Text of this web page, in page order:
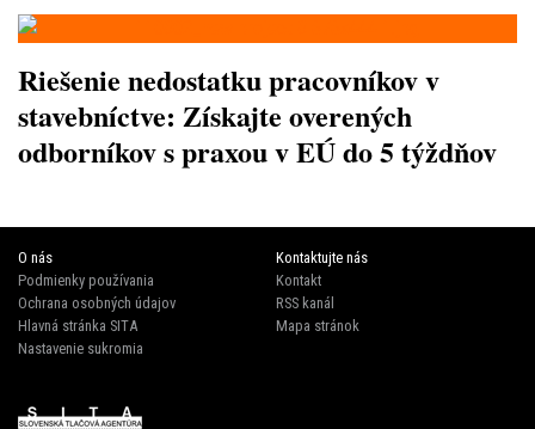
Riešenie nedostatku pracovníkov v
stavebníctve: Získajte overených
odborníkov s praxou v EÚ do 5 týždňov
O nás
Podmienky používania
Ochrana osobných údajov
Hlavná stránka SITA
Nastavenie sukromia
Kontaktujte nás
Kontakt
RSS kanál
Mapa stránok